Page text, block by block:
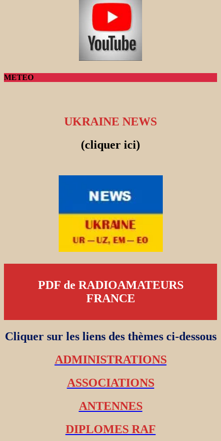
METEO
UKRAINE NEWS
(cliquer ici)
PDF de RADIOAMATEURS
FRANCE
Cliquer sur les liens des thèmes ci-dessous
ADMINISTRATIONS
ASSOCIATIONS
ANTENNES
DIPLOMES RAF